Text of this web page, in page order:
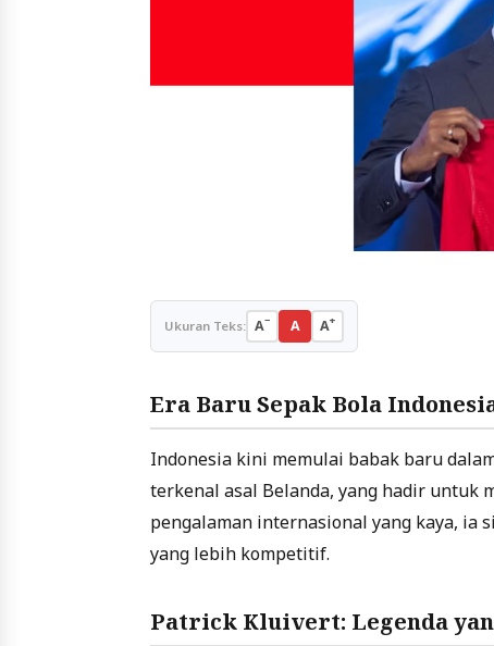
Ukuran Teks: A− A A+
Era Baru Sepak Bola
Indonesia kini memulai babak baru
terkenal asal Belanda, yang hadir untuk
pengalaman internasional yang kaya, ia
yang lebih kompetitif.
Patrick Kluivert: Legenda